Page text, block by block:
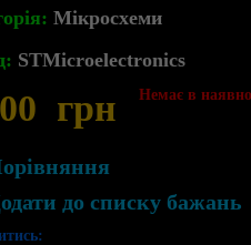
Мікросхеми
STMicroelectronics
грн Немає в
до списку бажань